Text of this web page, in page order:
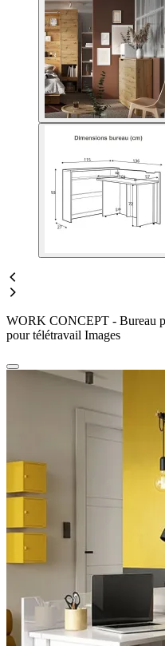
WORK CONCEPT - Bureau
pour télétravail Images